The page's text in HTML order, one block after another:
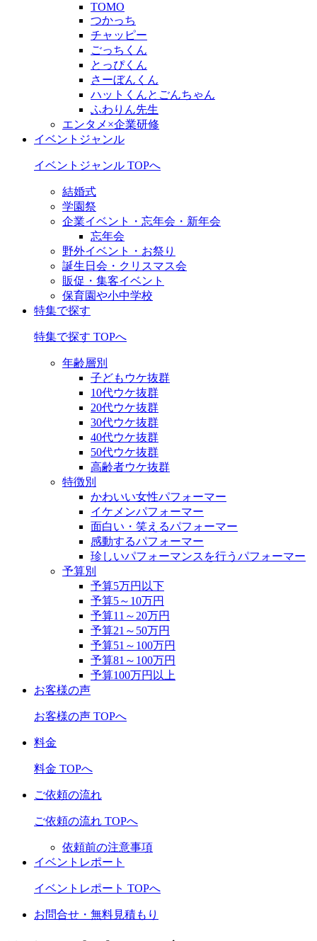
TOMO
つかっち
チャッピー
ごっちくん
とっぴくん
さーぼんくん
ハットくんとごんちゃん
ふわりん先生
エンタメ×企業研修
イベントジャンル
イベントジャンル TOPへ
結婚式
学園祭
企業イベント・忘年会・新年会
忘年会
野外イベント・お祭り
誕生日会・クリスマス会
販促・集客イベント
保育園や小中学校
特集で探す
特集で探す TOPへ
年齢層別
子どもウケ抜群
10代ウケ抜群
20代ウケ抜群
30代ウケ抜群
40代ウケ抜群
50代ウケ抜群
高齢者ウケ抜群
特徴別
かわいい女性パフォーマー
イケメンパフォーマー
面白い・笑えるパフォーマー
感動するパフォーマー
珍しいパフォーマンスを行うパフォーマー
予算別
予算5万円以下
予算5～10万円
予算11～20万円
予算21～50万円
予算51～100万円
予算81～100万円
予算100万円以上
お客様の声
お客様の声 TOPへ
料金
料金 TOPへ
ご依頼の流れ
ご依頼の流れ TOPへ
依頼前の注意事項
イベントレポート
イベントレポート TOPへ
お問合せ・無料見積もり